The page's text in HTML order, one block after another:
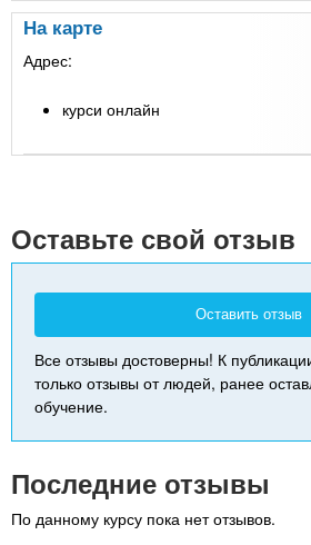
На карте
Адрес:
курси онлайн
Оставьте свой отзыв
Оставить отзыв
Все отзывы достоверны! К
только отзывы от людей, ранее
обучение.
Последние отзывы
По данному курсу пока нет отзывов.